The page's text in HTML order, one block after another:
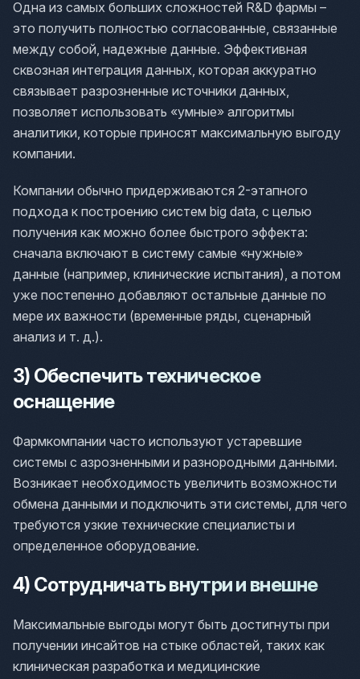
Одна из самых больших сложностей R&D фармы –
это получить полностью согласованные, связанные
между собой, надежные данные. Эффективная
сквозная интеграция данных, которая аккуратно
связывает разрозненные источники данных,
позволяет использовать «умные» алгоритмы
аналитики, которые приносят максимальную выгоду
компании.
Компании обычно придерживаются 2-этапного
подхода к построению систем big data, с целью
получения как можно более быстрого эффекта:
сначала включают в систему самые «нужные»
данные (например, клинические испытания), а потом
уже постепенно добавляют остальные данные по
мере их важности (временные ряды, сценарный
анализ и т. д.).
3) Обеспечить техническое
оснащение
Фармкомпании часто используют устаревшие
системы с азрозненными и разнородными данными.
Возникает необходимость увеличить возможности
обмена данными и подключить эти системы, для чего
требуются узкие технические специалисты и
определенное оборудование.
4) Сотрудничать внутри и внешне
Максимальные выгоды могут быть достигнуты при
получении инсайтов на стыке областей, таких как
клиническая разработка и медицинские